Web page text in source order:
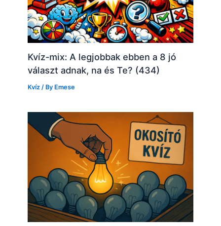
Kvíz-mix: A legjobbak ebben a 8 jó
választ adnak, na és Te? (434)
Kvíz / By Emese